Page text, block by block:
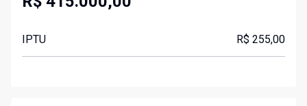
IPTU R$ 255,00